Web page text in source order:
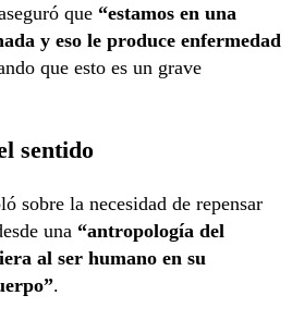
que “estamos en una
y eso le produce enfermedad
que esto es un grave
sentido
sobre la necesidad de repensar
una “antropología del
al ser humano en su
.